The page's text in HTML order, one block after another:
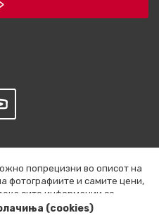
попрецизни во описот на
фотографиите и самите цени,
сите информации се
прикажани на сајтот се
(cookies)